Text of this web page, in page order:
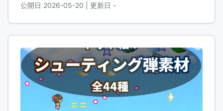
公開日 2026-05-20 | 更新日 -